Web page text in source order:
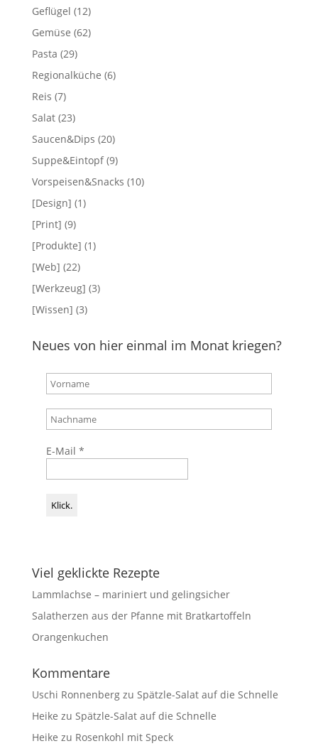
Geflügel (12)
Gemüse (62)
Pasta (29)
Regionalküche (6)
Reis (7)
Salat(23)
Saucen&Dips (20)
Suppe&Eintopf(9)
Vorspeisen&Snacks (10)
[Design] (1)
[Print] (9)
[Produkte] (1)
[Web] (22)
[Werkzeug] (3)
[Wissen] (3)
Neues von hier einmal im Monat kriegen?
E-Mail *
Viel geklickte Rezepte
Lammlachse – mariniert und gelingsicher
Salatherzen aus der Pfanne mit Bratkartoffeln
Orangenkuchen
Kommentare
Uschi Ronnenbergzu Spätzle-Salat auf die Schnelle
Heike zu Spätzle-Salat auf die Schnelle
Heike zu Rosenkohl mit Speck